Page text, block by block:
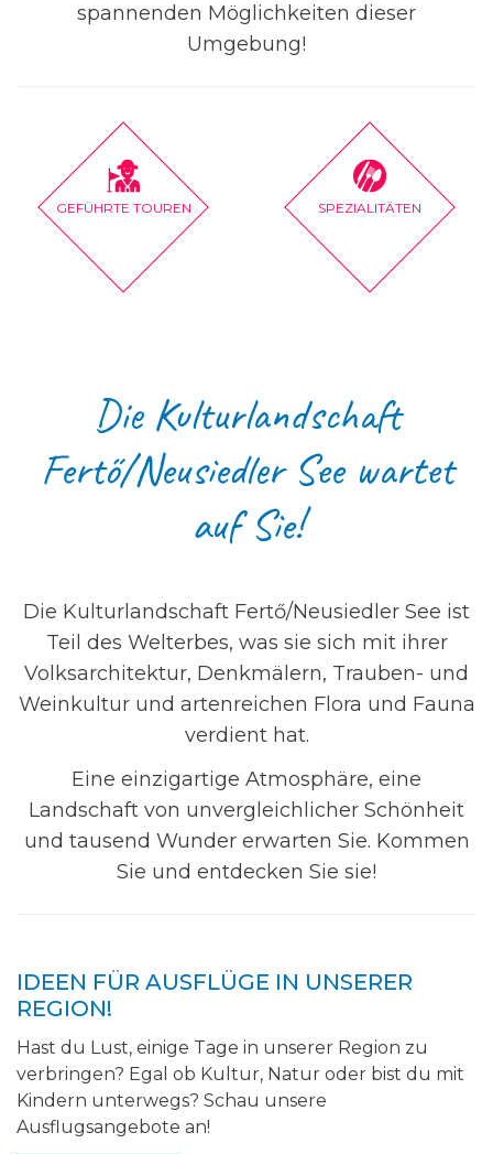
spannenden Möglichkeiten dieser
Umgebung!
GEFÜHRTE TOUREN SPEZIALITÄTEN
Die Kulturlandschaft
Fertő/Neusiedler See wartet
auf Sie!
Die Kulturlandschaft Fertő/Neusiedler See ist
Teil des Welterbes, was sie sich mit ihrer
Volksarchitektur, Denkmälern, Trauben- und
Weinkultur und artenreichen Flora und Fauna
verdient hat.
Eine einzigartige Atmosphäre, eine
Landschaft von unvergleichlicher Schönheit
und tausend Wunder erwarten Sie. Kommen
Sie und entdecken Sie sie!
IDEEN FÜR AUSFLÜGE IN UNSERER
REGION!
Hast du Lust, einige Tage in unserer Region zu
verbringen? Egal ob Kultur, Natur oder bist du mit
Kindern unterwegs? Schau unsere
Ausflugsangebote an!